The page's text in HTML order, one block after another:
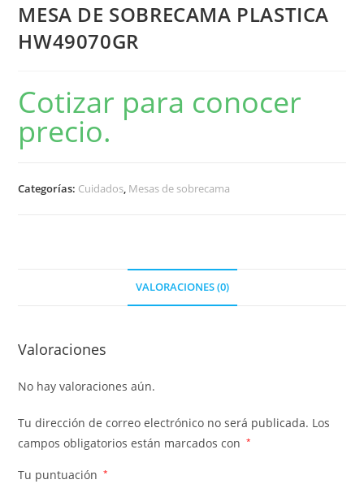
MESA DE SOBRECAMA PLASTICA
HW49070GR
Cotizar para conocer
precio.
Categorías: Cuidados, Mesas de sobrecama
VALORACIONES (0)
Valoraciones
No hay valoraciones aún.
Tu dirección de correo electrónico no será publicada. Los
campos obligatorios están marcados con
*
Tu puntuación *